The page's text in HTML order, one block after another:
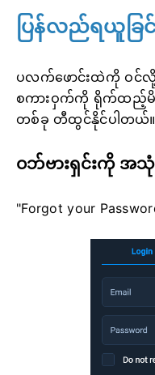
ပြန်လည်ရယူခြင်
ပလက်ဖောင်းထဲကို ဝင်လို့
စကားဝှက်ကို ရိုက်ထည့်မိ
တစ်ခု တီထွင်နိုင်ပါတယ်။
ဝဘ်ဗားရှင်းကို အသုံ
"Forgot your